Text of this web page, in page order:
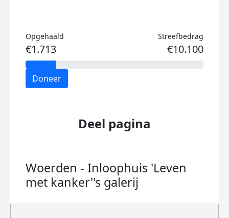
Opgehaald
€1.713
Streefbedrag
€10.100
Doneer
Deel pagina
Woerden - Inloophuis 'Leven
met kanker''s galerij